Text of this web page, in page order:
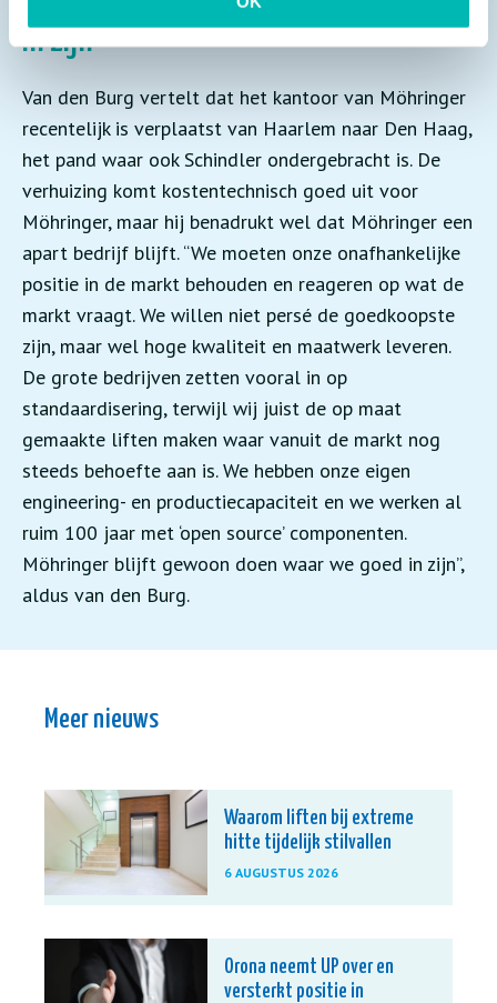
in zijn
Van den Burg vertelt dat het kantoor van Möhringer
recentelijk is verplaatst van Haarlem naar Den Haag,
het pand waar ook Schindler ondergebracht is. De
verhuizing komt kostentechnisch goed uit voor
Möhringer, maar hij benadrukt wel dat Möhringer een
apart bedrijf blijft. “We moeten onze onafhankelijke
positie in de markt behouden en reageren op wat de
markt vraagt. We willen niet persé de goedkoopste
zijn, maar wel hoge kwaliteit en maatwerk leveren.
De grote bedrijven zetten vooral in op
standaardisering, terwijl wij juist de op maat
gemaakte liften maken waar vanuit de markt nog
steeds behoefte aan is. We hebben onze eigen
engineering- en productiecapaciteit en we werken al
ruim 100 jaar met ‘open source’ componenten.
Möhringer blijft gewoon doen waar we goed in zijn”,
aldus van den Burg.
Meer nieuws
Waarom liften bij extreme
hitte tijdelijk stilvallen
6 AUGUSTUS 2026
Orona neemt UP over en
versterkt positie in